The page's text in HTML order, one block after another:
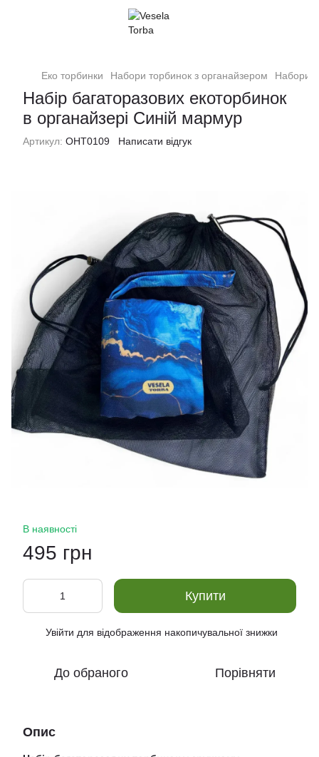
Еко торбинки Набори торбинок з органайзером Набори
Набір багаторазових екоторбинок
в органайзері Синій мармур
Артикул: ОНТ0109 Написати відгук
В наявності
495 грн
Купити
Увійти для відображення накопичувальної знижки
До обраного Порівняти
Опис